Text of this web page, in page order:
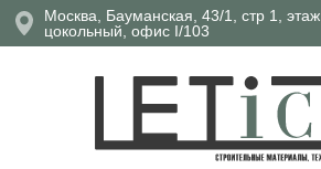
Москва, Бауманская, 43/1, стр 1, этаж
цокольный, офис I/103